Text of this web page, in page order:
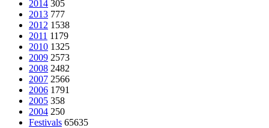
2014 305
2013 777
2012 1538
2011 1179
2010 1325
2009 2573
2008 2482
2007 2566
2006 1791
2005 358
2004 250
Festivals 65635